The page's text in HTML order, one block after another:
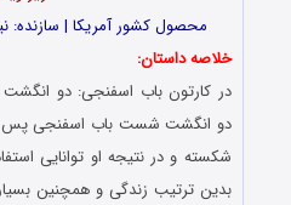
محصول کشور آمریکا | سازنده:
خلاصه داستان:
در کارتون باب اسفنجی: دو
دو انگشت شست باب اسفنجی پس
شکسته و در نتیجه او توانایی
بدین ترتیب زندگی و همچنین